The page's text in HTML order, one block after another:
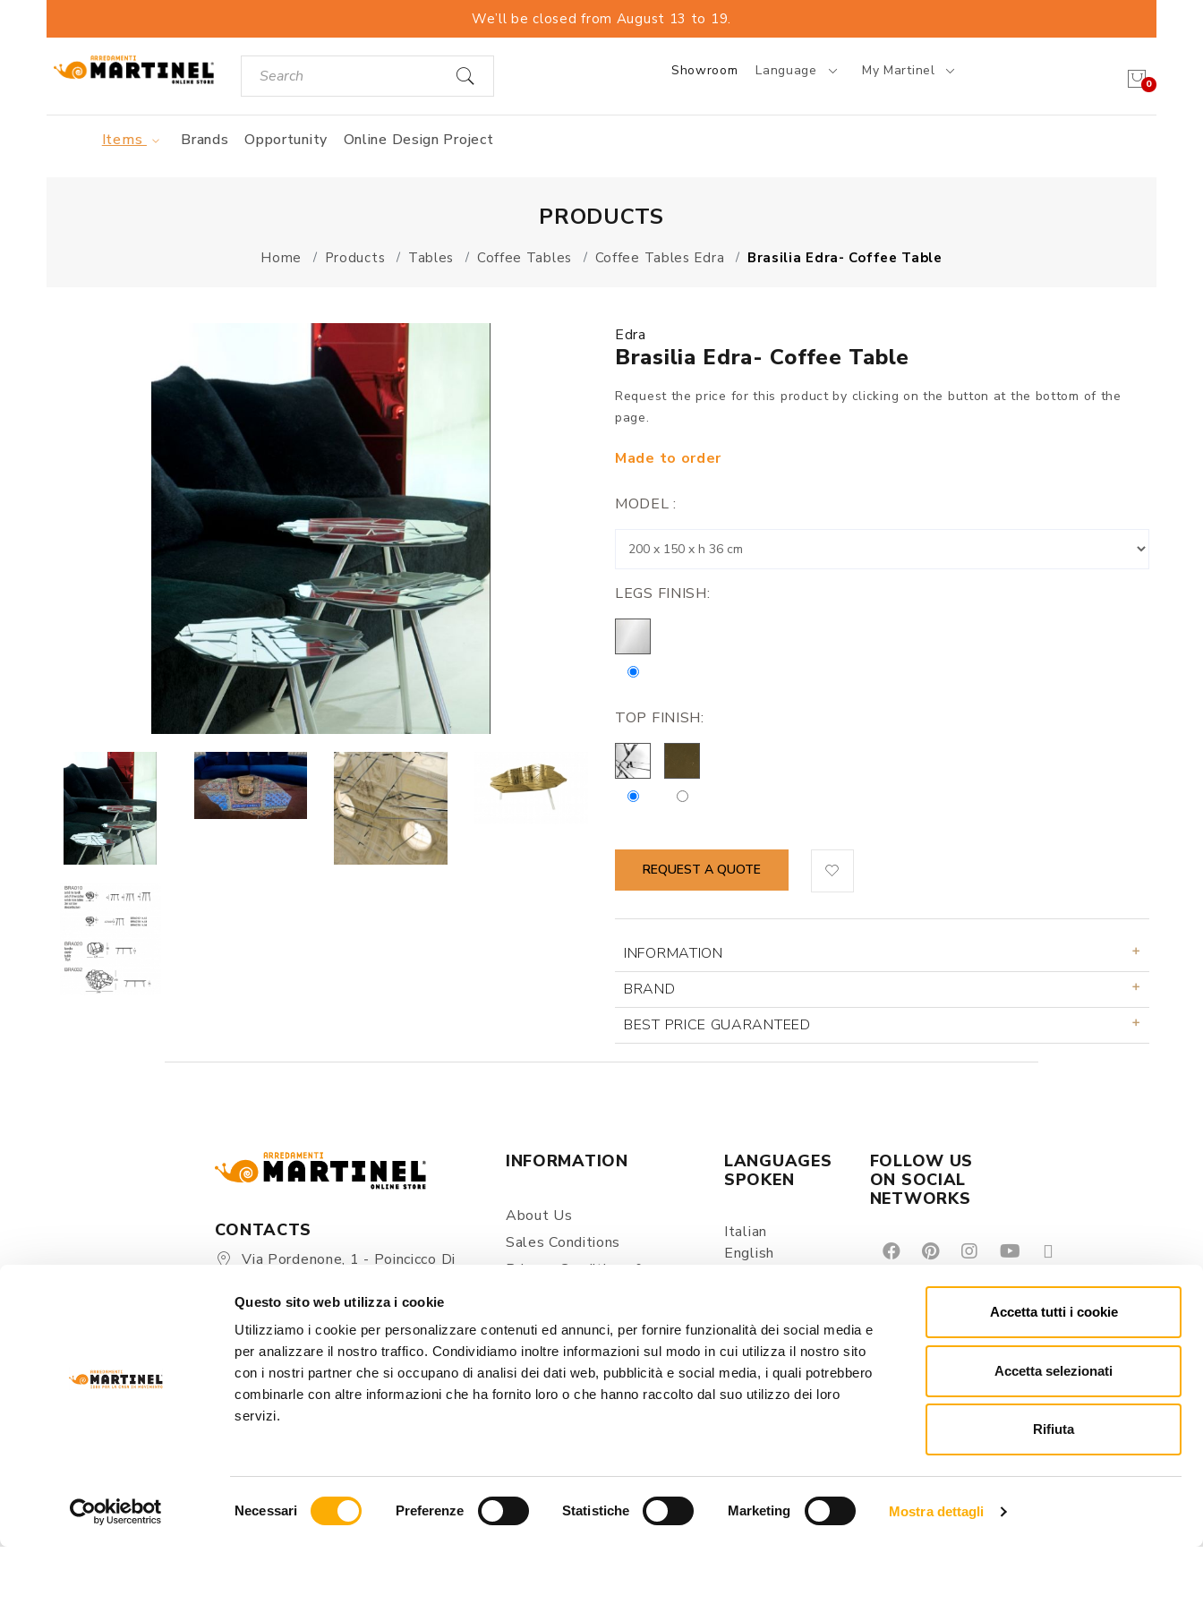
Questo sito web utilizza i cookie
Utilizziamo i cookie per personalizzare contenuti ed annunci, per fornire funzionalità dei social media e
per analizzare il nostro traffico. Condividiamo inoltre informazioni sul modo in cui utilizza il nostro sito
con i nostri partner che si occupano di analisi dei dati web, pubblicità e social media, i quali potrebbero
combinarle con altre informazioni che ha fornito loro o che hanno raccolto dal suo utilizzo dei loro
servizi.
Necessari Preferenze Statistiche Marketing Mostra dettagli
Accetta tutti i cookie
Accetta selezionati
Rifiuta
We’ll be closed from August 13 to 19.
Showroom Language My Martinel
0
Items Brands Opportunity Online Design Project
PRODUCTS
Home Products Tables Coffee Tables Coffee Tables Edra Brasilia Edra- Coffee Table
Edra
Brasilia Edra- Coffee Table
Request the price for this product by clicking on the button at the bottom of the
page.
Made to order
MODEL :
LEGS FINISH:
TOP FINISH:
REQUEST A QUOTE
INFORMATION
BRAND
BEST PRICE GUARANTEED
CONTACTS
Via Pordenone, 1 - Poincicco Di
+39 0434 623137
+39 376/2399891
INFORMATION
About Us
Sales Conditions
Privacy Conditions &
Shipping And Delivery
Prices And Payments
Contacts
LANGUAGES
SPOKEN
Italian
English
FOLLOW US
ON SOCIAL
NETWORKS